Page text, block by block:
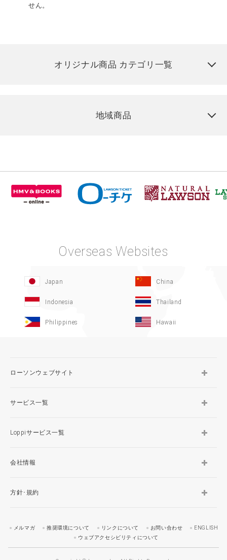
せん。
オリジナル商品 カテゴリ一覧
地域商品
Overseas Websites
Japan China
Indonesia Thailand
Philippines Hawaii
ローソンウェブサイト
サービス一覧
Loppiサービス一覧
会社情報
方針･規約
メルマガ 推奨環境について リンクについて お問い合わせ
ENGLISH
ウェブアクセシビリティについて